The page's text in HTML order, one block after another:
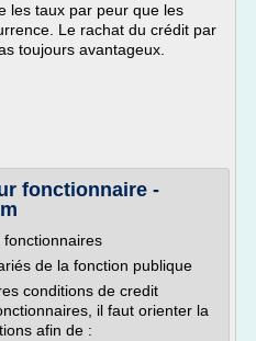
les taux par peur que les
Le rachat du crédit par
toujours avantageux.
fonctionnaire -
de la fonction publique
conditions de credit
il faut orienter la
afin de :